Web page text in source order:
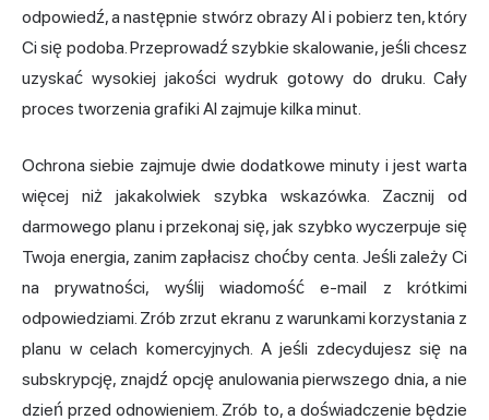
odpowiedź, a następnie stwórz obrazy AI i pobierz ten, który
Ci się podoba. Przeprowadź szybkie skalowanie, jeśli chcesz
uzyskać wysokiej jakości wydruk gotowy do druku. Cały
proces tworzenia grafiki AI zajmuje kilka minut.
Ochrona siebie zajmuje dwie dodatkowe minuty i jest warta
więcej niż jakakolwiek szybka wskazówka. Zacznij od
darmowego planu i przekonaj się, jak szybko wyczerpuje się
Twoja energia, zanim zapłacisz choćby centa. Jeśli zależy Ci
na prywatności, wyślij wiadomość e-mail z krótkimi
odpowiedziami. Zrób zrzut ekranu z warunkami korzystania z
planu w celach komercyjnych. A jeśli zdecydujesz się na
subskrypcję, znajdź opcję anulowania pierwszego dnia, a nie
dzień przed odnowieniem. Zrób to, a doświadczenie będzie